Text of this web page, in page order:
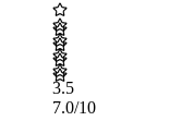
3.5
7.0/10